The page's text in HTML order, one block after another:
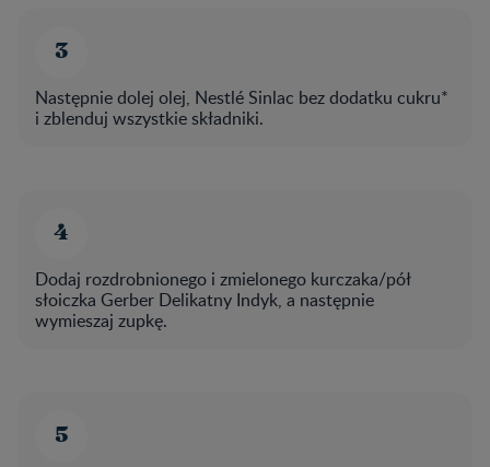
Następnie dolej olej, Nestlé Sinlac bez dodatku cukru*
i zblenduj wszystkie składniki.
Dodaj rozdrobnionego i zmielonego kurczaka/pół
słoiczka Gerber Delikatny Indyk, a następnie
wymieszaj zupkę.